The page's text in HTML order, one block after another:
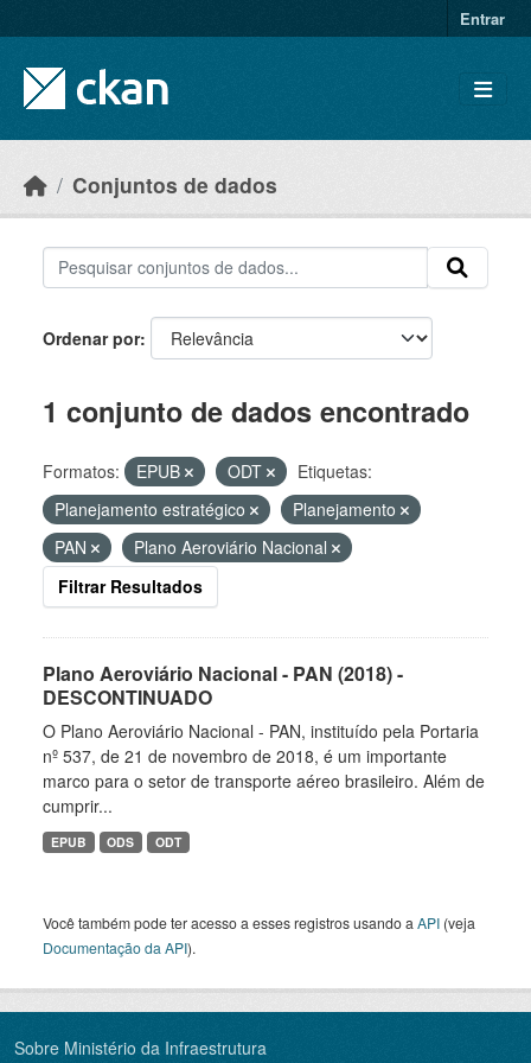
Entrar
Conjuntos de dados
Ordenar por
1 conjunto de dados encontrado
Formatos: EPUB ODT
Etiquetas:
Planejamento estratégico
Planejamento
PAN
Plano Aeroviário Nacional
Filtrar Resultados
Plano Aeroviário Nacional - PAN (2018) -
DESCONTINUADO
O Plano Aeroviário Nacional - PAN, instituído pela Portaria
nº 537, de 21 de novembro de 2018, é um importante
marco para o setor de transporte aéreo brasileiro. Além de
cumprir...
EPUB ODS ODT
Você também pode ter acesso a esses registros usando a API (veja
Documentação da API).
Sobre Ministério da Infraestrutura